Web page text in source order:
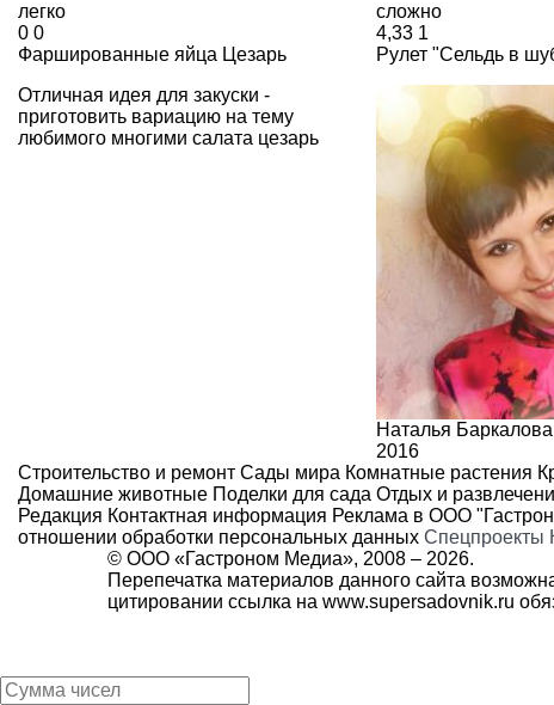
легко
0 0
Фаршированные яйца Цезарь
Отличная идея для закуски -
приготовить вариацию на тему
любимого многими салата цезарь
сложно
4,33 1
Рулет "Сельдь в
Наталья Баркалова
2016
Строительство и ремонт Сады мира Комнатные растения
Домашние животные Поделки для сада Отдых и
Редакция Контактная информация Реклама в ООО
отношении обработки персональных данных Спецпроекты
© ООО «Гастроном Медиа», 2008 – 2026.
Перепечатка материалов данного сайта
цитировании ссылка на www.supersadovnik.ru